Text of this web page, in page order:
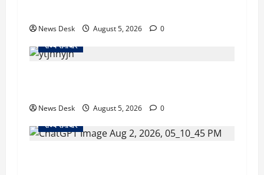
News Desk August 5, 2026
0
राज्य समाचार
News Desk August 5, 2026
0
राज्य समाचार